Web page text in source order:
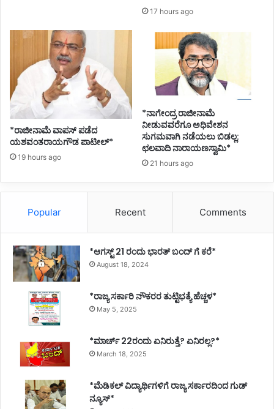
17 hours ago
*ರಾಜೀನಾಮೆ ವಾಪಸ್ ಪಡೆದ
ಯಶವಂತರಾಯಗೌಡ ಪಾಟೀಲ್*
19 hours ago
*ನಾಗೇಂದ್ರ ರಾಜೀನಾಮೆ
ನೀಡುವವರೆಗೂ ಅಧಿವೇಶನ
ಸುಗಮವಾಗಿ ನಡೆಯಲು ಬಿಡಲ್ಲ:
ಛಲವಾದಿ ನಾರಾಯಣಸ್ವಾಮಿ*
21 hours ago
Popular Recent Comments
*ಆಗಸ್ಟ್ 21 ರಂದು ಭಾರತ್‌ ಬಂದ್‌ ಗೆ ಕರೆ*
August 18, 2024
*ರಾಜ್ಯ ಸರ್ಕಾರಿ ನೌಕರರ ತುಟ್ಟಿಭತ್ಯೆ ಹೆಚ್ಚಳ*
May 5, 2025
*ಮಾರ್ಚ್ 22ರಂದು ಏನಿರುತ್ತೆ? ಏನಿರಲ್ಲ?*
March 18, 2025
*ಮೆಡಿಕಲ್ ವಿದ್ಯಾರ್ಥಿಗಳಿಗೆ ರಾಜ್ಯ ಸರ್ಕಾರದಿಂದ ಗುಡ್
ನ್ಯೂಸ್*